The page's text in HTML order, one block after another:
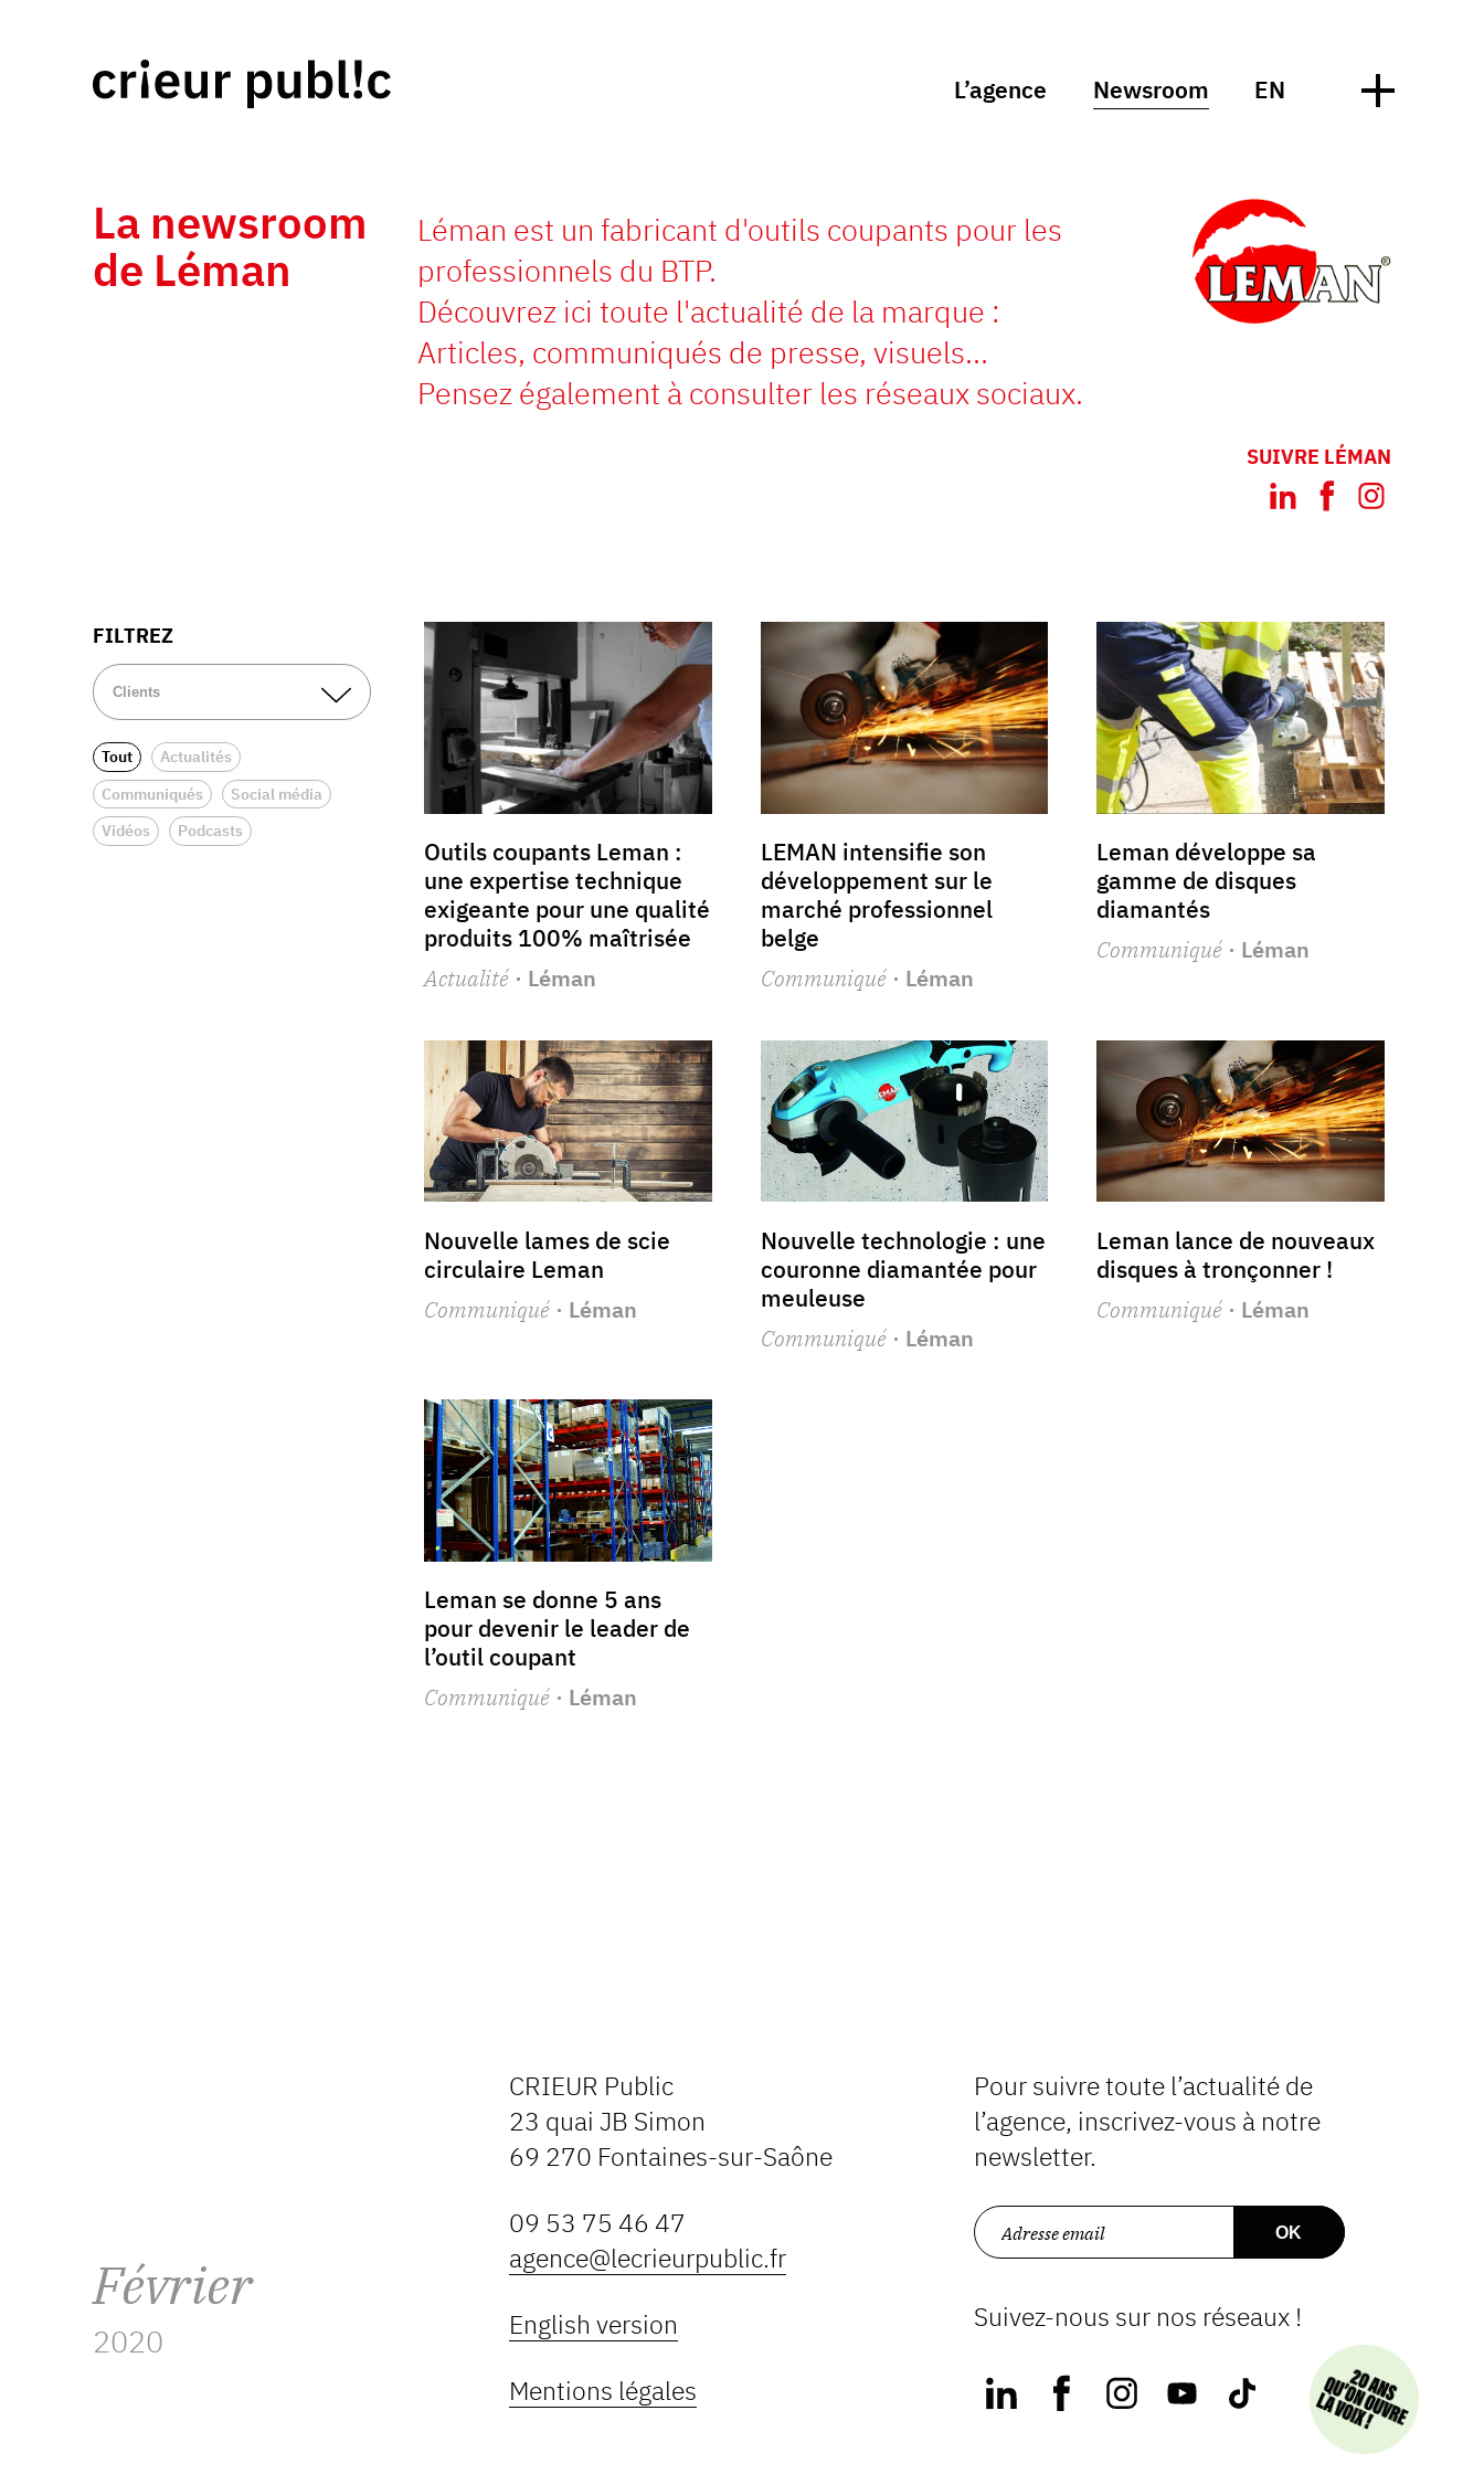
L’agence Newsroom EN
La newsroom
de Léman
Léman est un fabricant d'outils coupants pour les
professionnels du BTP.
Découvrez ici toute l'actualité de la marque :
Articles, communiqués de presse, visuels…
Pensez également à consulter les réseaux sociaux.
SUIVRE LÉMAN
FILTREZ
Tout
Actualités
Communiqués
Social média
Vidéos
Podcasts
Février
2020
Outils coupants Leman :
une expertise technique
exigeante pour une qualité
produits 100% maîtrisée
Actualité · Léman
LEMAN intensifie son
développement sur le
marché professionnel
belge
Communiqué· Léman
Leman développe sa
gamme de disques
diamantés
Communiqué· Léman
Nouvelle lames de scie
circulaire Leman
Communiqué · Léman
Nouvelle technologie : une
couronne diamantée pour
meuleuse
Communiqué· Léman
Leman lance de nouveaux
disques à tronçonner !
Communiqué· Léman
Leman se donne 5 ans
pour devenir le leader de
l’outil coupant
Communiqué · Léman
CRIEUR Public
23 quai JB Simon
69 270 Fontaines-sur-Saône
09 53 75 46 47
agence@lecrieurpublic.fr
English version
Mentions légales
Pour suivre toute l’actualité de
l’agence, inscrivez-vous à notre
newsletter.
Suivez-nous sur nos réseaux !